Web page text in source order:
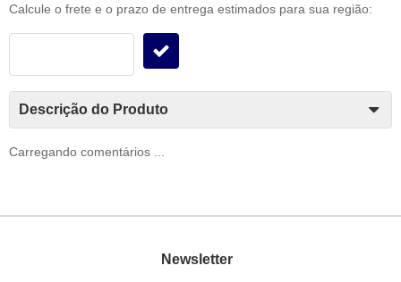
Calcule o frete e o prazo de entrega estimados para sua região:
Descrição do Produto
Carregando comentários ...
Newsletter